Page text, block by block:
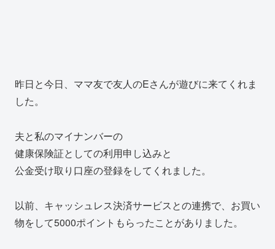
昨日と今日、ママ友で友人のEさんが遊びに来てくれま
した。
夫と私のマイナンバーの
健康保険証としての利用申し込みと
公金受け取り口座の登録をしてくれました。
以前、キャッシュレス決済サービスとの連携で、お買い
物をして5000ポイントもらったことがありました。